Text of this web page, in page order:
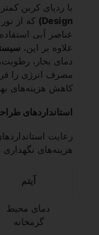
با ردپای کربن
Design)
که از
عناصر آبی
علاوه بر این،
دمای بخار،
مصرف انرژی را
کاهش هزینه‌های
استانداردهای
رعایت
هزینه‌های نگهداری
آیتم
دمای محیط
گرمخانه